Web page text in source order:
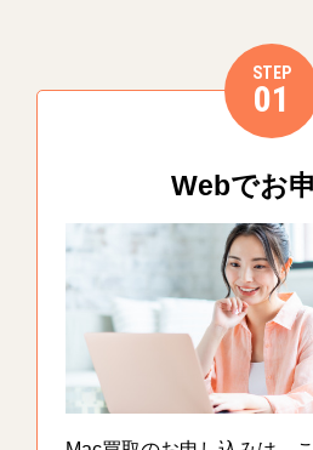
STEP
01
Webでお